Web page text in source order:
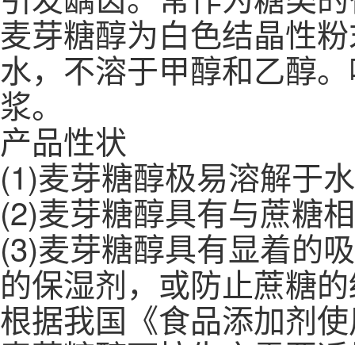
麦芽糖醇为白色结晶性
水，不溶于甲醇和乙醇
浆。
产品性状
(1)麦芽糖醇极易溶解于
(2)麦芽糖醇具有与蔗糖
(3)麦芽糖醇具有显着的
的保湿剂，或防止蔗糖
根据我国《食品添加剂